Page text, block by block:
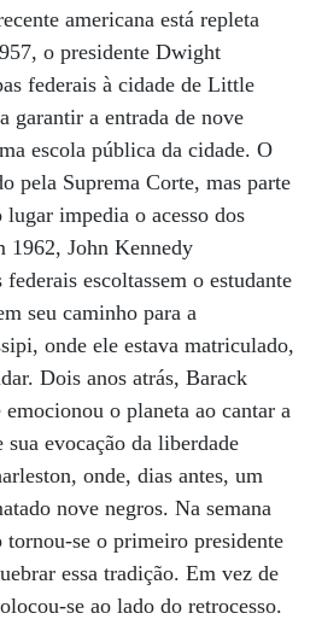
americana está repleta
o presidente Dwight
federais à cidade de Little
garantir a entrada de nove
escola pública da cidade. O
pela Suprema Corte, mas parte
impedia o acesso dos
1962, John Kennedy
escoltassem o estudante
seu caminho para a
onde ele estava matriculado,
Dois anos atrás, Barack
o planeta ao cantar a
sua evocação da liberdade
onde, dias antes, um
nove negros. Na semana
tornou-se o primeiro presidente
essa tradição. Em vez de
se ao lado do retrocesso.